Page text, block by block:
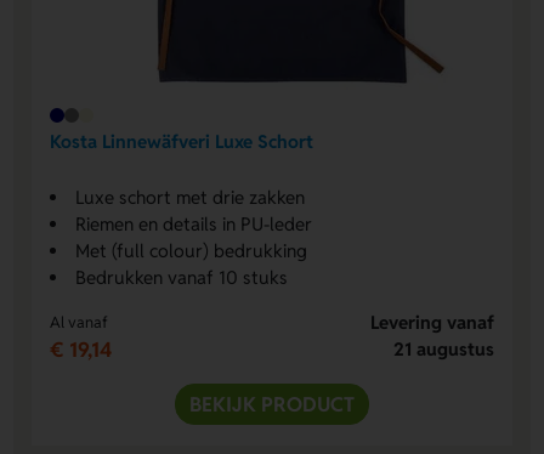
Kosta Linnewäfveri Luxe Schort
Luxe schort met drie zakken
Riemen en details in PU-leder
Met (full colour) bedrukking
Bedrukken vanaf 10 stuks
Al vanaf
€ 19,14
Levering vanaf
21 augustus
BEKIJK PRODUCT